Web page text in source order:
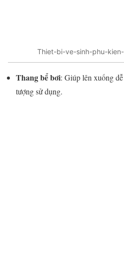
Thiet-bi-ve-sinh-phu-
Thang bể bơi: Giúp lên xuống
tượng sử dụng.